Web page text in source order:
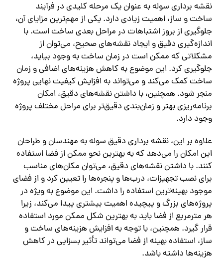
نقشه برداری سوله به عنوان یک مرحله کلیدی در فرآیند
ساخت و ساز، اهمیت زیادی دارد. یکی از مهم‌ترین مزایای آن،
جلوگیری از بروز اشتباهات در مراحل بعدی ساخت است. با
اندازه‌گیری دقیق و ایجاد نقشه‌های صحیح، می‌توان از
مشکلاتی که ممکن است در زمان ساخت به وجود بیاید،
جلوگیری کرد. این موضوع به کاهش هزینه‌های اضافی و زمان
ساخت کمک می‌کند و می‌تواند به افزایش کیفیت نهایی پروژه
منجر شود. همچنین، با داشتن نقشه‌های دقیق، امکان
برنامه‌ریزی بهتر و زمان‌بندی دقیق‌تر برای مراحل مختلف پروژه
وجود دارد.
علاوه بر این، نقشه برداری دقیق سوله به مهندسان و طراحان
این امکان را می‌دهد که به بهترین نحو ممکن از فضا استفاده
کنند. با داشتن نقشه‌های دقیق، می‌توان مکان‌های مناسب
برای نصب تجهیزات، درب‌ها و پنجره‌ها را تعیین کرد و از فضای
موجود بهینه‌ترین استفاده را داشت. این موضوع به ویژه در
پروژه‌های بزرگ و پیچیده اهمیت بیشتری پیدا می‌کند، زیرا
هر مترمربع از فضا باید به بهترین شکل ممکن مورد استفاده
قرار گیرد. همچنین، با توجه به افزایش هزینه‌های ساخت و
ساز، استفاده بهینه از فضا می‌تواند تأثیر بسزایی در کاهش
هزینه‌ها داشته باشد.